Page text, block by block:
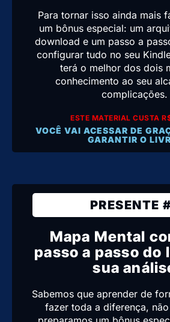
Para tornar isso ainda mais
um bônus especial: um
download e um passo a
configurar tudo no seu
terá o melhor dos dois
conhecimento ao seu
complicações.
ESTE MATERIAL CUSTA
VOCÊ VAI ACESSAR DE
GARANTIR O
PRESENTE
Mapa Mental
passo a passo do
sua
Sabemos que aprender de
fazer toda a diferença,